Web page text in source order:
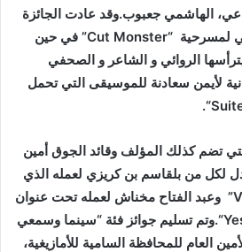
الهاشمي جعبوب.وقد عادت الجائزة
لمسرحية “Cut Monster” في حين
الروائي و الشاعر و الصحفي
لأيمن سعادنة للموسيقى التي تحمل
“.
تضم كذلك المؤلف وقائد الجوق أمين
لكل من بلقاسم بن كريزي لعمله الذي
” وعبد الفتاح مخناش لعمله تحت عنوان
“.وتم تسليم جوائز فئة “سينما وسمعي
العام للمحافظة السامية للأمازيغية،